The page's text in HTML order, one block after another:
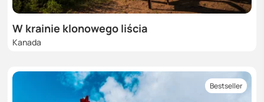
W krainie klonowego liścia
Kanada
Bestseller